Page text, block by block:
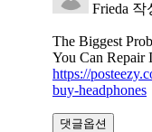
Frieda 작
The Biggest
You Can Repair
https://
buy-headphones
댓글옵션